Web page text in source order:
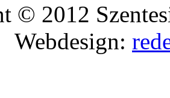
© 2012
Webdesign: